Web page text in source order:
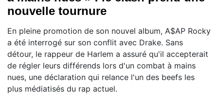
nouvelle tournure
En pleine promotion de son nouvel album, A$AP Rocky
a été interrogé sur son conflit avec Drake. Sans
détour, le rappeur de Harlem a assuré qu'il accepterait
de régler leurs différends lors d'un combat à mains
nues, une déclaration qui relance l'un des beefs les
plus médiatisés du rap actuel.